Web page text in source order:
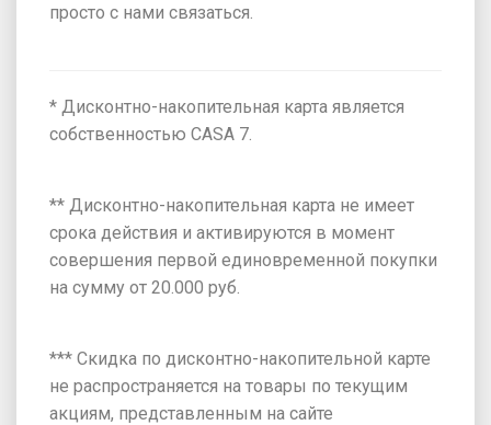
просто с нами связаться.
* Дисконтно-накопительная карта является
собственностью CASA 7.
** Дисконтно-накопительная карта не имеет
срока действия и активируются в момент
совершения первой единовременной покупки
на сумму от 20.000 руб.
*** Скидка по дисконтно-накопительной карте
не распространяется на товары по текущим
акциям, представленным на сайте